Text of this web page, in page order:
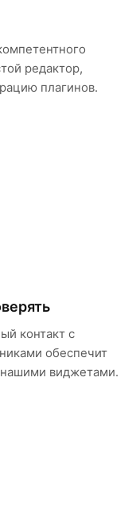
редактор,
плагинов.
контакт с
обеспечит
виджетами.